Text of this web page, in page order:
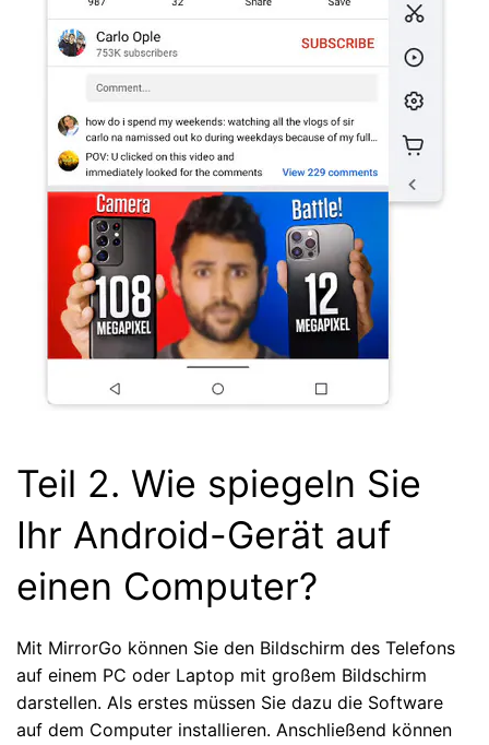
Teil 2. Wie spiegeln Sie
Ihr Android-Gerät auf
einen Computer?
Mit MirrorGo können Sie den Bildschirm des Telefons
auf einem PC oder Laptop mit großem Bildschirm
darstellen. Als erstes müssen Sie dazu die Software
auf dem Computer installieren. Anschließend können